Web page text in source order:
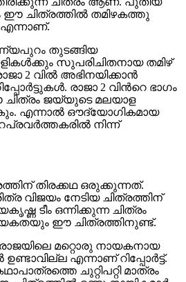
ഈ ചിത്രത്തില്‍ തമിഴകത്തു
എന്നാണ്.
തുടങ്ങിയ
സുപരിചിതനായ തമിഴ്
2 വില്‍ അഭിനയിക്കാന്‍
രാജാ 2 വിന്‍റെ ഭാഗം
ജയ്‌യുടെ മലയാള
എന്നാല്‍ ഔദ്യോഗികമായ
നിന്ന്
തിരക്കഥ ഒരുക്കുന്നത്.
വിജയം നേടിയ ചിത്രത്തിന്
ടീം ഒന്നിക്കുന്ന ചിത്രം
ഈ ചിത്രത്തിനുണ്ട്.
മറ്റൊരു നായകനായ
എന്നാണ് റിപ്പോര്‍ട്ട്.
ചുറ്റിപറ്റി മാത്രം